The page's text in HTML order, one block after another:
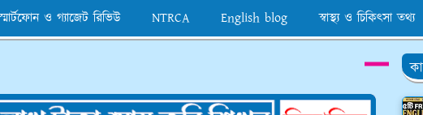
ও গ্যাজেট রিভিউ NTRCA English blog স্বাস্থ্য ও চিকিৎসা তথ্য